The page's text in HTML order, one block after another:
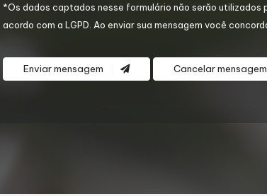
*Os dados captados nesse formulário não serão utilizados
acordo com a LGPD . Ao enviar sua mensagem você
Enviar mensagem Cancelar mensagem